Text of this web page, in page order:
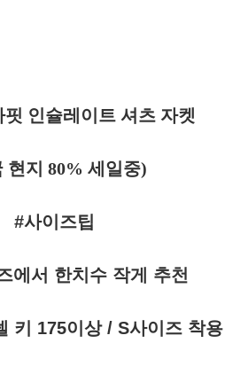
핏 인슐레이트 셔츠 자켓
현지 80% 세일중)
#사이즈팁
에서 한치수 작게 추천
키 175이상 / S사이즈 착용